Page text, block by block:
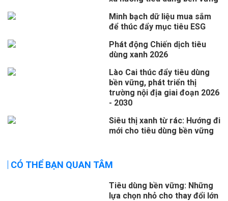
Minh bạch dữ liệu mua sắm
để thúc đẩy mục tiêu ESG
Phát động Chiến dịch tiêu
dùng xanh 2026
Lào Cai thúc đẩy tiêu dùng
bền vững, phát triển thị
trường nội địa giai đoạn 2026
- 2030
Siêu thị xanh từ rác: Hướng đi
mới cho tiêu dùng bền vững
CÓ THỂ BẠN QUAN TÂM
Tiêu dùng bền vững: Những
lựa chọn nhỏ cho thay đổi lớn